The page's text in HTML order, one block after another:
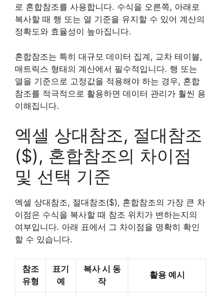
로 혼합참조를 사용합니다. 수식을 오른쪽, 아래로
복사할 때 행 또는 열 기준을 유지할 수 있어 계산의
정확도와 효율성이 높아집니다.
혼합참조는 특히 대규모 데이터 집계, 교차 테이블,
매트릭스 형태의 계산에서 필수적입니다. 행 또는
열을 기준으로 고정값을 적용해야 하는 경우, 혼합
참조를 적극적으로 활용하면 데이터 관리가 훨씬 용
이해집니다.
엑셀 상대참조, 절대참조
($), 혼합참조의 차이점
및 선택 기준
엑셀 상대참조, 절대참조($), 혼합참조의 가장 큰 차
이점은 수식을 복사할 때 참조 위치가 변하는지의
여부입니다. 아래 표에서 그 차이점을 명확히 확인
할 수 있습니다.
참조
유형
표기
예
복사 시 동
작
활용 예시